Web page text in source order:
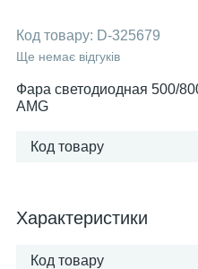
Код товару: D-325679
Ще немає відгуків
Фара светодиодная 500/
AMG
Код товару
Характеристики
Код товару